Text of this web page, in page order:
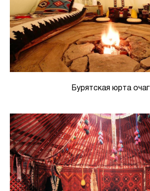
Бурятская юрта очаг